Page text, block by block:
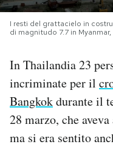
I MIEI PREFERITI
CALENDARIO
I resti del grattacielo in
di magnitudo 7.7 in
In Thailandia 23
incriminate per il
Bangkokdurante il
28 marzo, che
ma si era sentito